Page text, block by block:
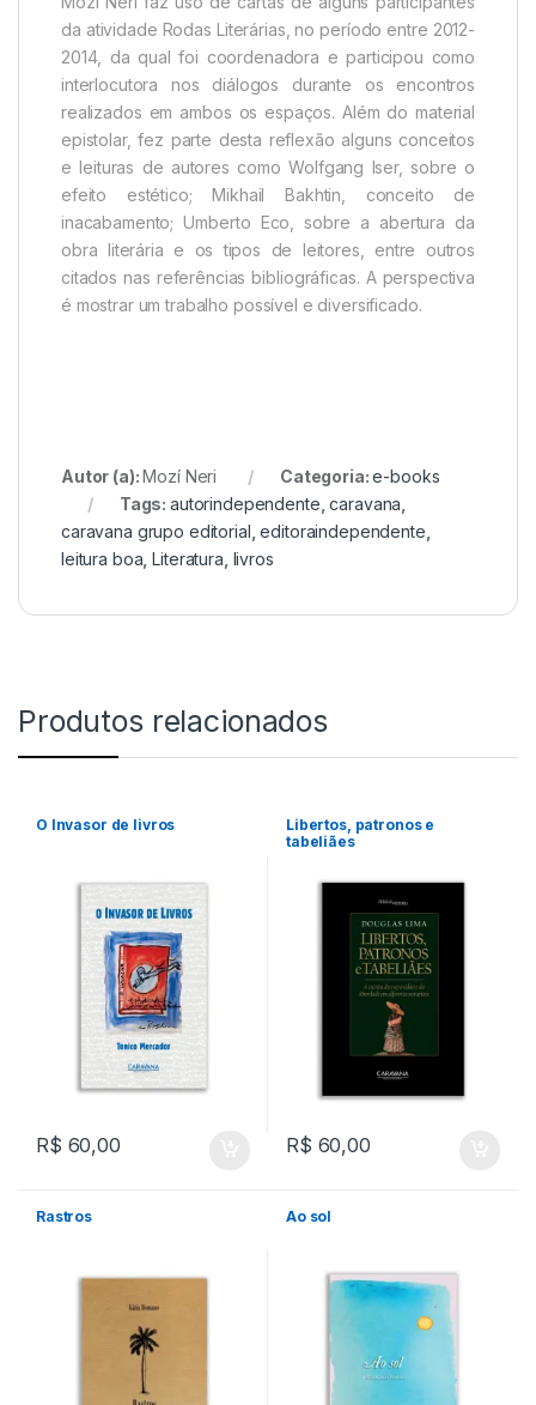
da atividade Rodas Literárias, no período entre 2012-
2014, da qual foi coordenadora e participou como
interlocutora nos diálogos durante os encontros
realizados em ambos os espaços. Além do material
epistolar, fez parte desta reflexão alguns conceitos
e leituras de autores como Wolfgang Iser, sobre o
efeito estético; Mikhail Bakhtin, conceito de
inacabamento; Umberto Eco, sobre a abertura da
obra literária e os tipos de leitores, entre outros
citados nas referências bibliográficas. A perspectiva
é mostrar um trabalho possível e diversificado.
Autor (a):Mozí Neri Categoria:e-books
Tags:autorindependente ,caravana
caravana grupo editorial ,editoraindependente
leitura boa ,Literatura livros
Produtos relacionados
O Invasor de livros
R$ 60,00
Libertos, patronos e
tabeliães
R$ 60,00
Rastros Ao sol